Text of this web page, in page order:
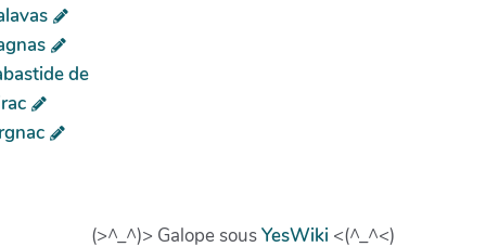
de
(>^_^)> Galope sousYesWiki <(^_^<)